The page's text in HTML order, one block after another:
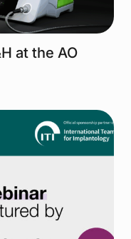
at the AO